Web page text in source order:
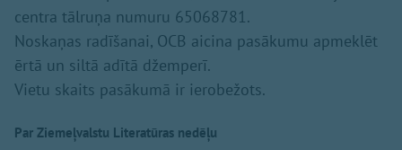
centra tālruņa numuru 65068781.
Noskaņas radīšanai, OCB aicina pasākumu apmeklēt
ērtā un siltā adītā džemperī.
Vietu skaits pasākumā ir ierobežots.
Par Ziemeļvalstu Literatūras nedēļu